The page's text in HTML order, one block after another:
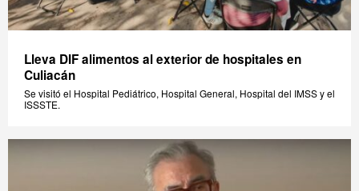
Lleva DIF alimentos al exterior de hospitales en
Culiacán
Se visitó el Hospital Pediátrico, Hospital General, Hospital del IMSS y el
ISSSTE.